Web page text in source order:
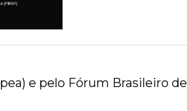
e pelo Fórum Brasileiro de